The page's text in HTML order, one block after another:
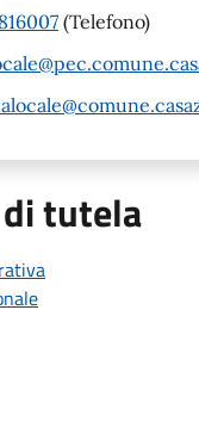
(Telefono)
tutela